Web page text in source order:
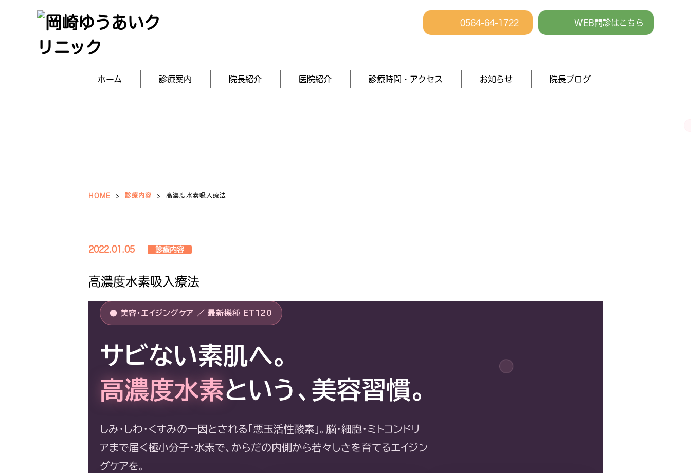
WEB問診はこちら
0564-64-1722
ホーム 診療案内 院長紹介 医院紹介 診療時間・アクセス お知らせ 院長ブログ
HOME > 診療内容 > 高濃度水素吸入療法
2022.01.05 診療内容
高濃度水素吸入療法
● 美容・エイジングケア ／ 最新機種 ET120
サビない素肌へ。
高濃度水素という、美容習慣。
しみ・しわ・くすみの一因とされる「悪玉活性酸素」。脳・細胞・ミトコンドリ
アまで届く極小分子・水素で、からだの内側から若々しさを育てるエイジン
グケアを。